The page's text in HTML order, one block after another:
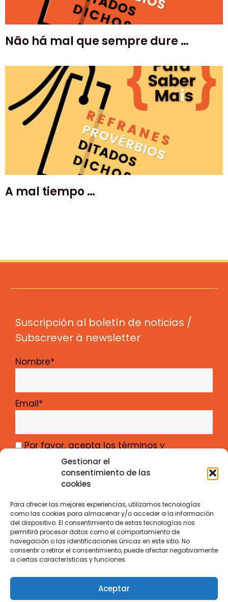
Gestionar el
consentimiento de las
cookies
Para ofrecer las mejores experiencias, utilizamos tecnologías
como las cookies para almacenar y/o acceder a la información
del dispositivo. El consentimiento de estas tecnologías nos
permitirá procesar datos como el comportamiento de
navegación o las identificaciones únicas en este sitio. No
consentir o retirar el consentimiento, puede afectar negativamente
a ciertas características y funciones.
Aceptar
Não há mal que sempre dure …
A mal tiempo …
Suscripción al boletín de noticias /
Subscrever à newsletter
Nombre*
Email*
Por favor, acepta los términos y
condiciones
Gabinete de Iniciativas Transfronterizas –
Junta de Castilla y León
Calle Santiago Alba 1 – ES-47008 Valladolid
ContactoAviso LegalPrivacidadCookies